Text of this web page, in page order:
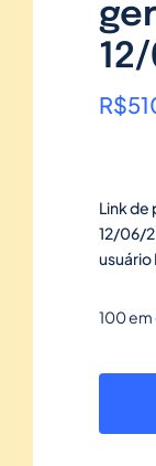
R$
Link de
12/06/
usuário
100